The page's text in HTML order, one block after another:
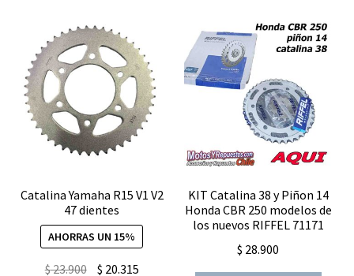
Catalina Yamaha R15 V1 V2
47 dientes
AHORRAS UN 15%
$23.900 El$ 20.315El
KIT Catalina 38 y Piñon 14
Honda CBR 250 modelos de
los nuevos RIFFEL 71171
$ 28.900